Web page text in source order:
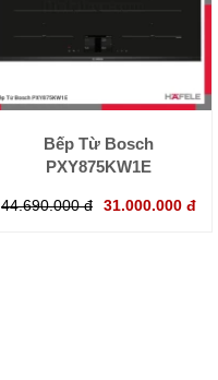
Bếp Từ Bosch
PXY875KW1E
44.690.000 đ 31.000.000 đ